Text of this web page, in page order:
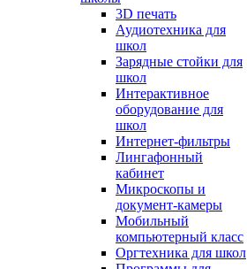
3D печать
Аудиотехника для
школ
Зарядные стойки для
школ
Интерактивное
оборудование для
школ
Интернет-фильтры
Лингафонный
кабинет
Микроскопы и
документ-камеры
Мобильный
компьютерный класс
Оргтехника для школ